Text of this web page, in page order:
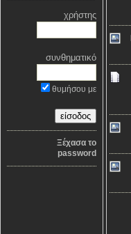
χρήστης
συνθηματικό
θυμήσου με
Ξέχασα το
password